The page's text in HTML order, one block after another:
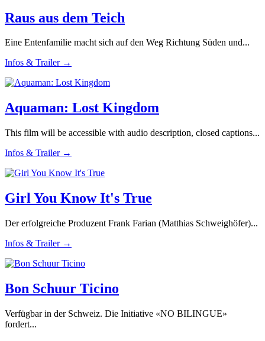
Raus aus dem Teich
Eine Entenfamilie macht sich auf den Weg Richtung Süden und...
Infos & Trailer →
Aquaman: Lost Kingdom
This film will be accessible with audio description, closed captions...
Infos & Trailer →
Girl You Know It's True
Der erfolgreiche Produzent Frank Farian (Matthias Schweighöfer)...
Infos & Trailer →
Bon Schuur Ticino
Verfügbar in der Schweiz. Die Initiative «NO BILINGUE»
fordert...